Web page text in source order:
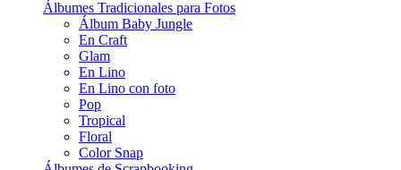
Álbumes Tradicionales para Fotos
Álbum Baby Jungle
En Craft
Glam
En Lino
En Lino con foto
Pop
Tropical
Floral
Color Snap